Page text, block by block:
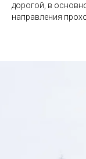
дорогой, в
направления